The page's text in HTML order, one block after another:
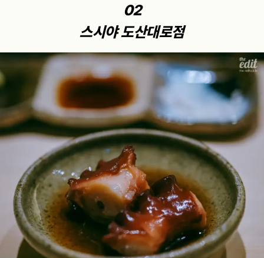
02
스시야 도산대로점